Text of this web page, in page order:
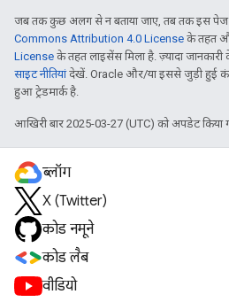
जब तक कुछ अलग से न बताया जाए, तब तक इस पेज
Commons Attribution 4.0 License के तहत
License के तहत लाइसेंस मिला है. ज़्यादा जानकारी
साइट नीतियांदेखें. Oracle और/या इससे जुड़ी हुई
हुआ ट्रेडमार्क है.
आखिरी बार 2025-03-27 (UTC) को अपडेट किया
ब्लॉग
X (Twitter)
कोड नमूने
कोड लैब
वीडियो